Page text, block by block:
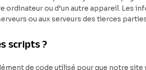
ordinateur ou d’un autre appareil. Les
ou aux serveurs des tierces
scripts ?
de code utilisé pour que notre